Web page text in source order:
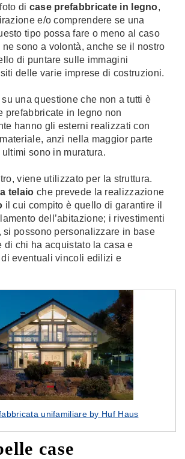
di case prefabbricate in legno,
e/o comprendere se una
tipo possa fare o meno al caso
sono a volontà, anche se il nostro
di puntare sulle immagini
delle varie imprese di costruzioni.
una questione che non a tutti è
prefabbricate in legno non
hanno gli esterni realizzati con
anzi nella maggior parte
sono in muratura.
viene utilizzato per la struttura.
telaio che prevede la realizzazione
il cui compito è quello di garantire il
dell’abitazione; i rivestimenti
si possono personalizzare in base
di chi ha acquistato la casa e
eventuali vincoli edilizi e
unifamiliare by Huf Haus
case